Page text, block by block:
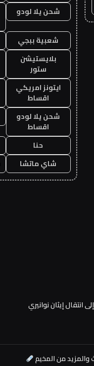
شحن يلا لودو
شعبية ببجي
بلايستيشن
ستور
ايتونز امريكي
اقساط
شحن يلا لودو
اقساط
حنا
شاي ماتشا
انتقال إيثان نوانيري
والمزيد من المخيم